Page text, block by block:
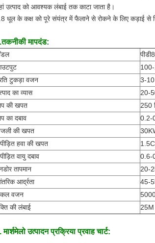
उत्पाद को आवश्यक लंबाई तक काटा जाता है।
धूल के कक्ष को पूरे संयंत्र में फैलाने से रोकने के लिए कड़ाई से
मापदंड:
100-
टुकड़ा वजन
3-10
का व्यास
20-
की खपत
250
का दबाव
0.2-
की खपत
हवा की खपत
वायु दबाव
0.6-
तापमान
20-
आर्द्रता
45-
वजन
की लंबाई
25M
मार्शमेलो उत्पादन प्रक्रिया प्रवाह चार्ट: